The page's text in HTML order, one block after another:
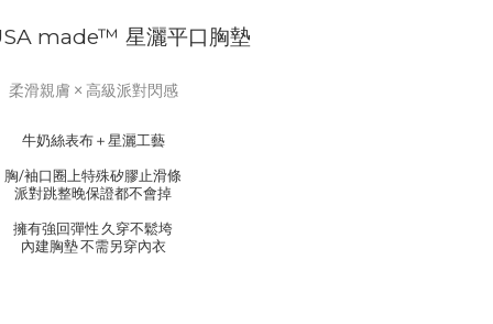
made™ 星灑平口胸墊
柔滑親膚 × 高級派對閃感
牛奶絲表布＋星灑工藝
胸/袖口圈上特殊矽膠止滑條
派對跳整晚保證都不會掉
擁有強回彈性 久穿不鬆垮
內建胸墊 不需另穿內衣